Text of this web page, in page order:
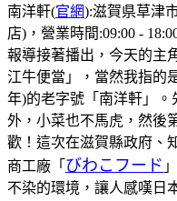
南洋軒(官網):滋賀県草津
店)，營業時間:09:00 -
報導接著播出，今天的主
江牛便當」，當然我指的
年)的老字號「南洋軒」
外，小菜也不馬虎，然後
歡！這次在滋賀縣政府、
商工廠「 びわこフード
不染的環境，讓人感嘆日